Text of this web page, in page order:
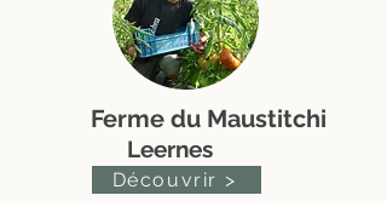
Ferme du Maustitchi
Leernes
Découvrir >